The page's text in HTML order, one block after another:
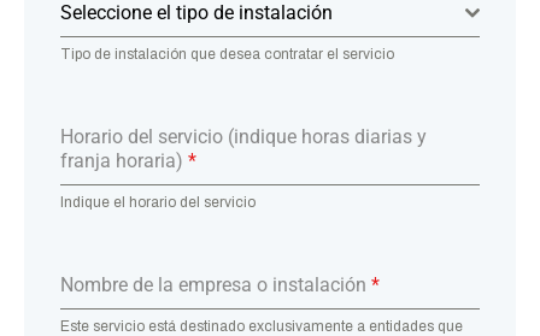
Seleccione el tipo de instalación
Tipo de instalación que desea contratar el servicio
Horario del servicio (indique horas diarias y
franja horaria) *
Indique el horario del servicio
Nombre de la empresa o instalación *
Este servicio está destinado exclusivamente a entidades que